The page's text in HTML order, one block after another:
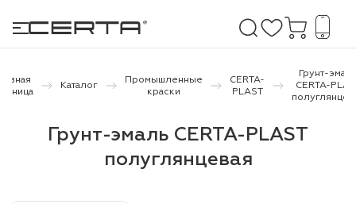
Каталог
Промышленные
краски
CERTA-
PLAST
Грунт-
CERTA-
Грунт-эмаль CERTA-PLAST
полуглянцевая